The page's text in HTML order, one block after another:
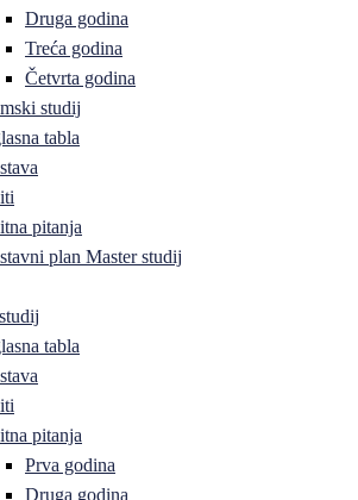
Druga godina
Treća godina
Četvrta godina
studij
tabla
pitanja
plan Master studij
tabla
pitanja
Prva godina
Druga godina